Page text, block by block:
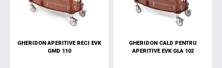
GHERIDON APERITIVE RECI EVK
GMD 110
GHERIDON CALD PENTRU
APERITIVE EVK GLA 102